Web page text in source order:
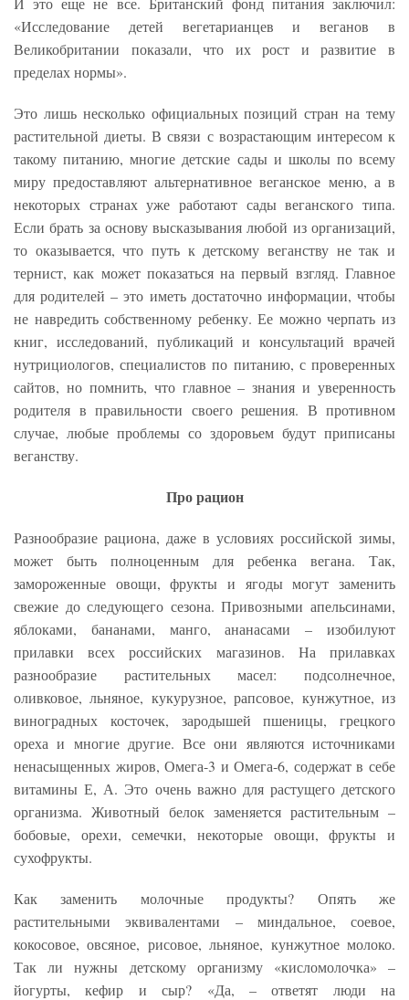
«Исследование детей вегетарианцев и веганов в
Великобритании показали, что их рост и развитие в
пределах нормы».
Это лишь несколько официальных позиций стран на тему
растительной диеты. В связи с возрастающим интересом к
такому питанию, многие детские сады и школы по всему
миру предоставляют альтернативное веганское меню, а в
некоторых странах уже работают сады веганского типа.
Если брать за основу высказывания любой из организаций,
то оказывается, что путь к детскому веганству не так и
тернист, как может показаться на первый взгляд. Главное
для родителей – это иметь достаточно информации, чтобы
не навредить собственному ребенку. Ее можно черпать из
книг, исследований, публикаций и консультаций врачей
нутрициологов, специалистов по питанию, с проверенных
сайтов, но помнить, что главное – знания и уверенность
родителя в правильности своего решения. В противном
случае, любые проблемы со здоровьем будут приписаны
веганству.
Про рацион
Разнообразие рациона, даже в условиях российской зимы,
может быть полноценным для ребенка вегана. Так,
замороженные овощи, фрукты и ягоды могут заменить
свежие до следующего сезона. Привозными апельсинами,
яблоками, бананами, манго, ананасами – изобилуют
прилавки всех российских магазинов. На прилавках
разнообразие растительных масел: подсолнечное,
оливковое, льняное, кукурузное, рапсовое, кунжутное, из
виноградных косточек, зародышей пшеницы, грецкого
ореха и многие другие. Все они являются источниками
ненасыщенных жиров, Омега-3 и Омега-6, содержат в себе
витамины Е, А. Это очень важно для растущего детского
организма. Животный белок заменяется растительным –
бобовые, орехи, семечки, некоторые овощи, фрукты и
сухофрукты.
Как заменить молочные продукты? Опять же
растительными эквивалентами – миндальное, соевое,
кокосовое, овсяное, рисовое, льняное, кунжутное молоко.
Так ли нужны детскому организму «кисломолочка» –
йогурты, кефир и сыр? «Да, – ответят люди на